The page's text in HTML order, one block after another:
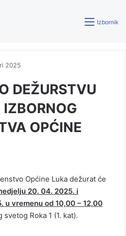
Izbornik
2025
DEŽURSTVU
OPĆINE
Općine Luka dežurat će
20. 04. 2025. i
u vremenu od 10,00 – 12,00
Roka 1 (1. kat).